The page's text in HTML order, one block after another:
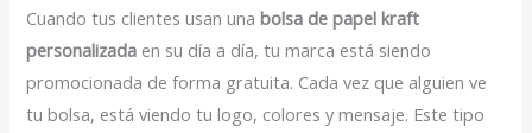
Cuando tus clientes usan unabolsa de papel kraft
personalizada en su día a día, tu marca está siendo
promocionada de forma gratuita. Cada vez que alguien ve
tu bolsa, está viendo tu logo, colores y mensaje. Este tipo